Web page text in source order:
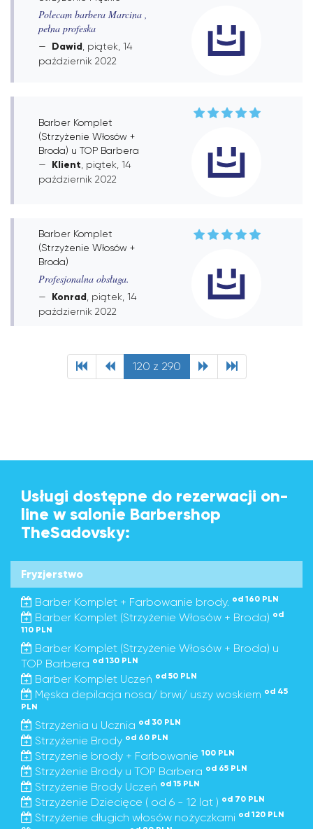
Polecam barbera Marcina ,
pełna profeska
Dawid , piątek, 14
październik 2022
Barber Komplet
(Strzyżenie Włosów +
Broda) u TOP Barbera
Klient , piątek, 14
październik 2022
Barber Komplet
(Strzyżenie Włosów +
Broda)
Profesjonalna obsługa.
Konrad , piątek, 14
październik 2022
120 z 290
Usługi dostępne do rezerwacji on-
line w salonie Barbershop
TheSadovsky:
Fryzjerstwo
Barber Komplet + Farbowanie brody. od 160 PLN
Barber Komplet (Strzyżenie Włosów + Broda) od
110 PLN
Barber Komplet (Strzyżenie Włosów + Broda) u
TOP Barbera od 130 PLN
Barber Komplet Uczeń od 50 PLN
Męska depilacja nosa/ brwi/ uszy woskiem od 45
PLN
Strzyżenia u Ucznia od 30 PLN
Strzyżenie Brody od 60 PLN
Strzyżenie brody + Farbowanie 100 PLN
Strzyżenie Brody u TOP Barbera od 65 PLN
Strzyżenie Brody Uczeń od 15 PLN
Strzyżenie Dziecięce ( od 6 - 12 lat ) od 70 PLN
Strzyżenie długich włosów nożyczkami od 120 PLN